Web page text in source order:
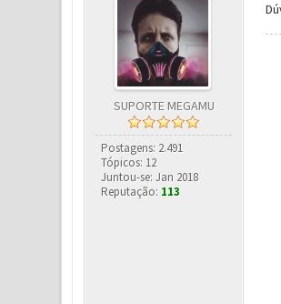
SUPORTE MEGAMU
Postagens: 2.491
Tópicos: 12
Juntou-se: Jan 2018
Reputação: 113